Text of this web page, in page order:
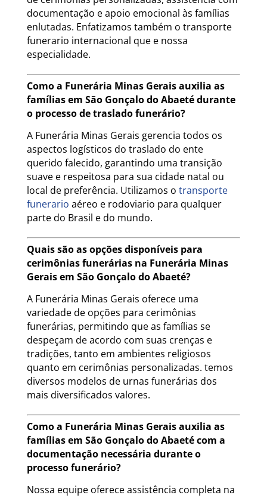
documentação e apoio emocional às famílias
enlutadas. Enfatizamos também o transporte
funerario internacional que e nossa
especialidade.
Como a Funerária Minas Gerais auxilia as
famílias em São Gonçalo do Abaeté durante
o processo de traslado funerário?
A Funerária Minas Gerais gerencia todos os
aspectos logísticos do traslado do ente
querido falecido, garantindo uma transição
suave e respeitosa para sua cidade natal ou
local de preferência. Utilizamos o transporte
funerario aéreo e rodoviario para qualquer
parte do Brasil e do mundo.
Quais são as opções disponíveis para
cerimônias funerárias na Funerária Minas
Gerais em São Gonçalo do Abaeté?
A Funerária Minas Gerais oferece uma
variedade de opções para cerimônias
funerárias, permitindo que as famílias se
despeçam de acordo com suas crenças e
tradições, tanto em ambientes religiosos
quanto em cerimônias personalizadas. temos
diversos modelos de urnas funerárias dos
mais diversificados valores.
Como a Funerária Minas Gerais auxilia as
famílias em São Gonçalo do Abaeté com a
documentação necessária durante o
processo funerário?
Nossa equipe oferece assistência completa na